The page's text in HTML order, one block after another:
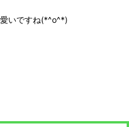
いですね(*^o^*)